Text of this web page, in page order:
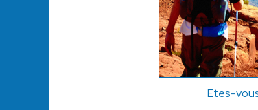
Etes-